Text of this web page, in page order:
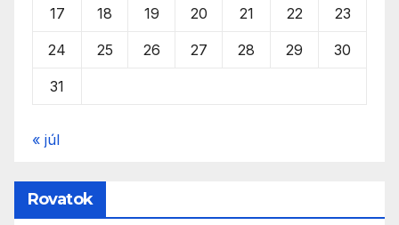
17 18 19 20 21 22 23
24 25 26 27 28 29 30
31
« júl
Rovatok